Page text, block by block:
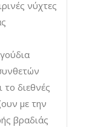
νύχτες
το διεθνές
με την
βραδιάς